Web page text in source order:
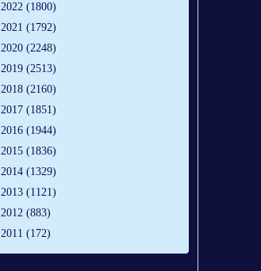
2022 (1800)
2021 (1792)
2020 (2248)
2019 (2513)
2018 (2160)
2017 (1851)
2016 (1944)
2015 (1836)
2014 (1329)
2013 (1121)
2012 (883)
2011 (172)